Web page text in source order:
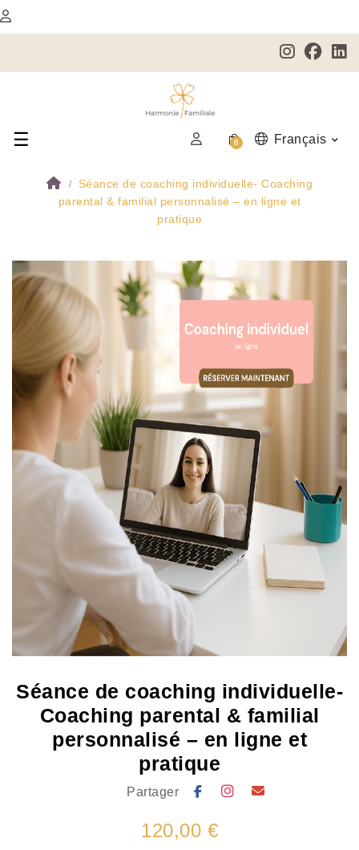
Basculer la navigation
☰ 0 Français
Séance de coaching individuelle- Coaching
parental & familial personnalisé – en ligne et
pratique
Séance de coaching individuelle-
Coaching parental & familial
personnalisé – en ligne et
pratique
Partager
120,00 €